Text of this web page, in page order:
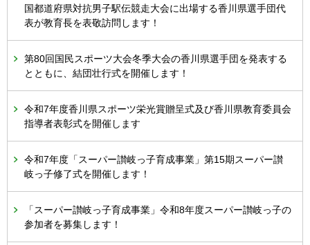
国都道府県対抗男子駅伝競走大会に出場する香川県選手団代
表が教育長を表敬訪問します！
第80回国民スポーツ大会冬季大会の香川県選手団を発表する
とともに、結団壮行式を開催します！
令和7年度香川県スポーツ栄光賞贈呈式及び香川県教育委員会
指導者表彰式を開催します
令和7年度「スーパー讃岐っ子育成事業」第15期スーパー讃
岐っ子修了式を開催します！
「スーパー讃岐っ子育成事業」令和8年度スーパー讃岐っ子の
参加者を募集します！